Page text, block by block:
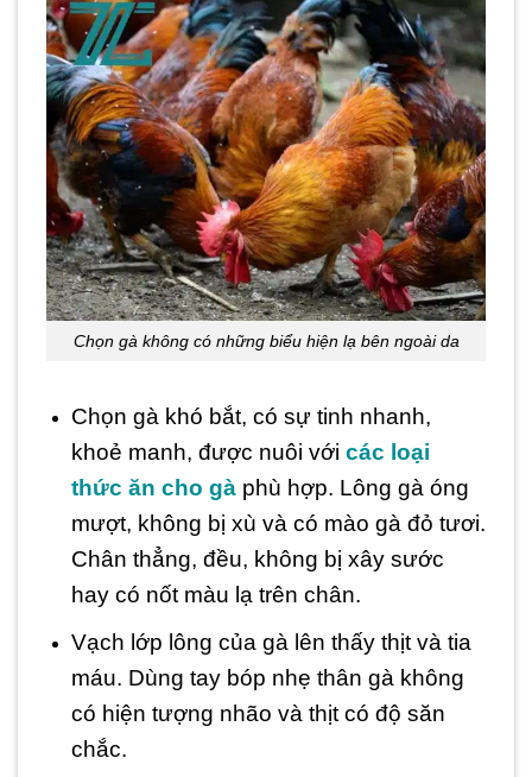
Chọn gà không có những biểu hiện lạ bên ngoài da
Chọn gà khó bắt, có sự tinh nhanh,
khoẻ manh, được nuôi với các loại
thức ăn cho gàphù hợp. Lông gà óng
mượt, không bị xù và có mào gà đỏ tươi.
Chân thẳng, đều, không bị xây sước
hay có nốt màu lạ trên chân.
Vạch lớp lông của gà lên thấy thịt và tia
máu. Dùng tay bóp nhẹ thân gà không
có hiện tượng nhão và thịt có độ săn
chắc.